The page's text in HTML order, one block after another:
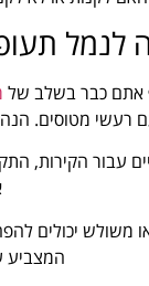
לנמל
אתם כבר בשלב של
רעשי מטוסים.
עבור
המצביע